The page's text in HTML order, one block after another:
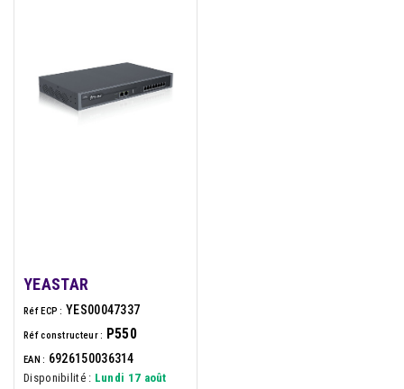
YEASTAR
Réf ECP : YES00047337
Réf constructeur : P550
EAN : 6926150036314
Disponibilité : Lundi 17 août